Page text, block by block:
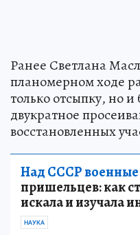
Ранее Светлана
планомерном ходе
только отсыпку, но
двукратное
восстановленных
Над СССР военные
пришельцев: как
искала и изучала
НАУКА